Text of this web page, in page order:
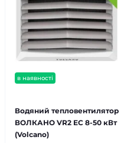
в наявності
Водяний тепловентилятор
ВОЛКАНО VR2 EC 8-50 кВт
(Volcano)